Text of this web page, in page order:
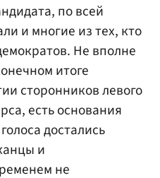
по всей
и многие из тех, кто
Не вполне
итоге
сторонников левого
, есть основания
достались
и
не